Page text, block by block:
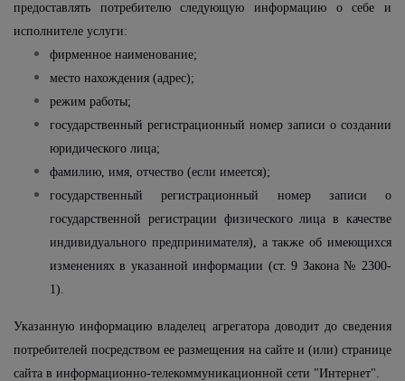
предоставлять потребителю следующую информацию о себе и
исполнителе услуги:
фирменное наименование;
место нахождения (адрес);
режим работы;
государственный регистрационный номер записи о создании
юридического лица;
фамилию, имя, отчество (если имеется);
государственный регистрационный номер записи о
государственной регистрации физического лица в качестве
индивидуального предпринимателя), а также об имеющихся
изменениях в указанной информации (ст. 9 Закона № 2300-
1).
Указанную информацию владелец агрегатора доводит до сведения
потребителей посредством ее размещения на сайте и (или) странице
сайта в информационно-телекоммуникационной сети "Интернет".